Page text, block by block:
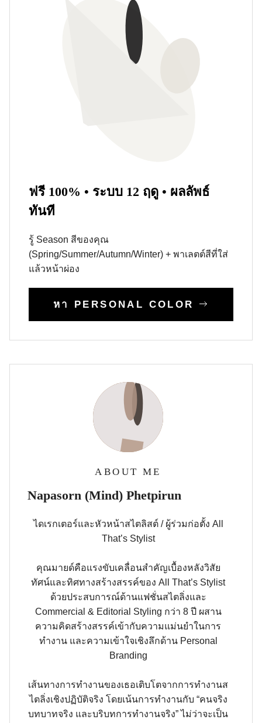
ฟรี 100% • ระบบ 12 ฤดู • ผลลัพธ์
ทันที
รู้ Season สีของคุณ
(Spring/Summer/Autumn/Winter) + พาเลตต์สีที่ใส่
แล้วหน้าผ่อง
หา PERSONAL COLOR
ABOUT ME
Napasorn (Mind) Phetpirun
ไดเรกเตอร์และหัวหน้าสไตลิสต์ / ผู้ร่วมก่อตั้ง All
That’s Stylist
คุณมายด์คือแรงขับเคลื่อนสำคัญเบื้องหลังวิสัย
ทัศน์และทิศทางสร้างสรรค์ของ All That’s Stylist
ด้วยประสบการณ์ด้านแฟชั่นสไตลิ่งและ
Commercial & Editorial Styling กว่า 8 ปี ผสาน
ความคิดสร้างสรรค์เข้ากับความแม่นยำในการ
ทำงาน และความเข้าใจเชิงลึกด้าน Personal
Branding
เส้นทางการทำงานของเธอเติบโตจากการทำงานส
ไตลิ่งเชิงปฏิบัติจริง โดยเน้นการทำงานกับ “คนจริง
บทบาทจริง และบริบทการทำงานจริง” ไม่ว่าจะเป็น